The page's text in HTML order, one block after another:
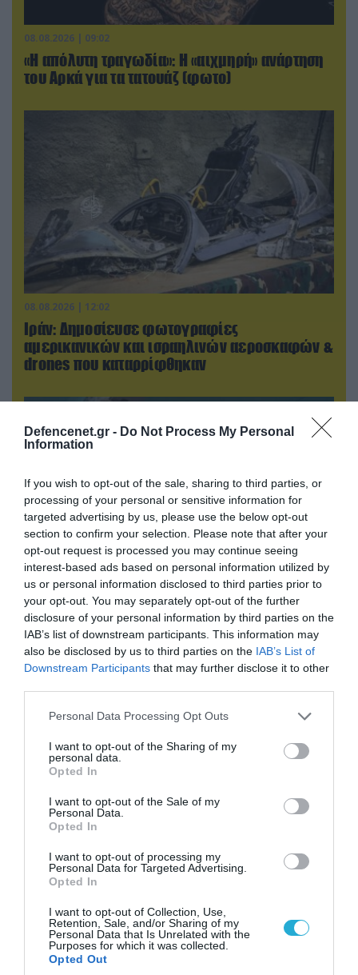
Defencenet.gr - Do Not Process My Personal
Information
If you wish to opt-out of the sale, sharing to third parties, or
processing of your personal or sensitive information for
targeted advertising by us, please use the below opt-out
section to confirm your selection. Please note that after your
opt-out request is processed you may continue seeing
interest-based ads based on personal information utilized by
us or personal information disclosed to third parties prior to
your opt-out. You may separately opt-out of the further
disclosure of your personal information by third parties on the
IAB’s list of downstream participants. This information may
also be disclosed by us to third parties on the IAB’s List of
Downstream Participants that may further disclose it to other
Please note that this website/app uses one or more Google
not limited to your visit or usage behaviour. You may click to
grant or deny consent to Google and its third-party tags to
use your data for below specified purposes in below Google
consent section.
Personal Data Processing Opt Outs
I want to opt-out of the Sharing of my
personal data.
Opted In
I want to opt-out of the Sale of my
Personal Data.
Opted In
I want to opt-out of processing my
Personal Data for Targeted Advertising.
Opted In
I want to opt-out of Collection, Use,
Retention, Sale, and/or Sharing of my
Personal Data that Is Unrelated with the
Purposes for which it was collected.
Opted Out
08.08.2026 | 09:02
«Η απόλυτη τραγωδία»: Η «αιχμηρή» ανάρτηση
του Αρκά για τα τατουάζ (φωτο)
08.08.2026 | 12:02
Ιράν: Δημοσίευσε φωτογραφίες
αμερικανικών και ισραηλινών αεροσκαφών &
drones που καταρρίφθηκαν
08.08.2026 | 13:02
Βίντεο: Ρωσική βόμβα FAB-3000 «εξαφανίζει
από τον χάρτη» σημείο διέλευσης των
ουκρανικών δυνάμεων στην Ζαπορίζια
08.08.2026 | 17:02
Περιορίζει την κίνηση πλοίων από την Μαύρη
Θάλασσα